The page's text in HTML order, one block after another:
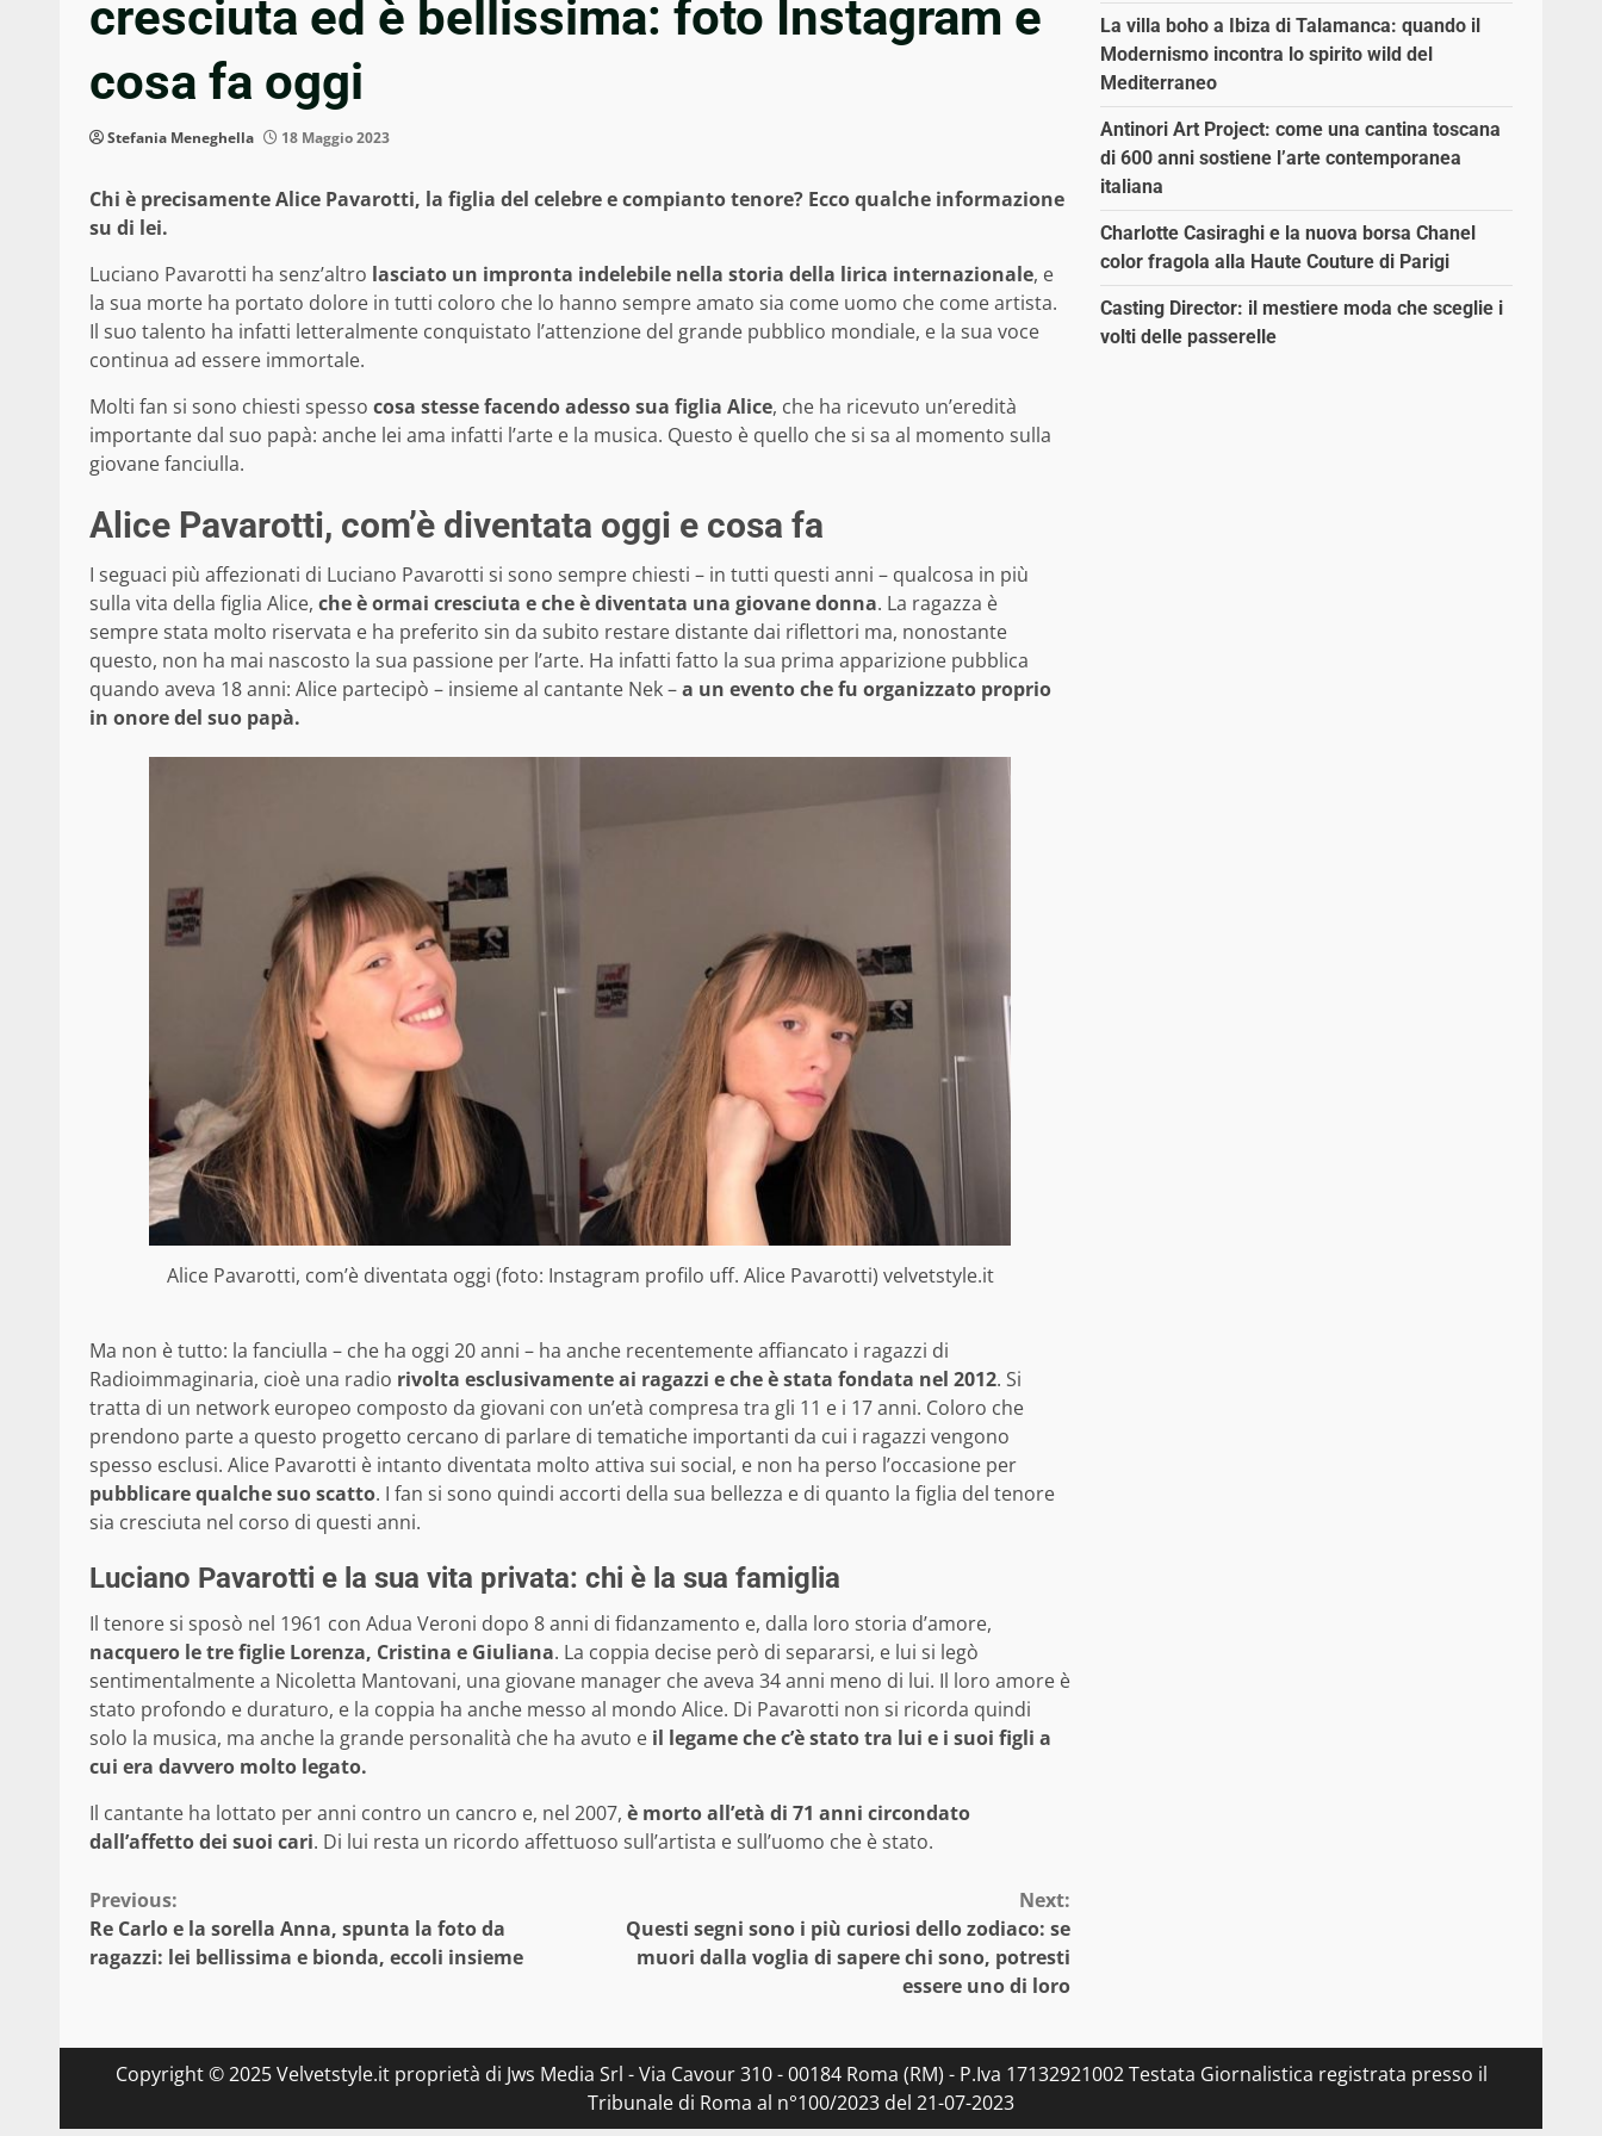
cresciuta ed è bellissima: foto Instagram e
cosa fa oggi
Stefania Meneghella 18 Maggio 2023
Chi è precisamente Alice Pavarotti, la figlia del celebre e compianto tenore? Ecco qualche informazione
su di lei.
Luciano Pavarotti ha senz’altro lasciato un impronta indelebile nella storia della lirica internazionale, e
la sua morte ha portato dolore in tutti coloro che lo hanno sempre amato sia come uomo che come artista.
Il suo talento ha infatti letteralmente conquistato l’attenzione del grande pubblico mondiale, e la sua voce
continua ad essere immortale.
Molti fan si sono chiesti spesso cosa stesse facendo adesso sua figlia Alice, che ha ricevuto un’eredità
importante dal suo papà: anche lei ama infatti l’arte e la musica. Questo è quello che si sa al momento sulla
giovane fanciulla.
Alice Pavarotti, com’è diventata oggi e cosa fa
I seguaci più affezionati di Luciano Pavarotti si sono sempre chiesti – in tutti questi anni – qualcosa in più
sulla vita della figlia Alice, che è ormai cresciuta e che è diventata una giovane donna. La ragazza è
sempre stata molto riservata e ha preferito sin da subito restare distante dai riflettori ma, nonostante
questo, non ha mai nascosto la sua passione per l’arte. Ha infatti fatto la sua prima apparizione pubblica
quando aveva 18 anni: Alice partecipò – insieme al cantante Nek –a un evento che fu organizzato proprio
in onore del suo papà.
Alice Pavarotti, com’è diventata oggi (foto: Instagram profilo uff. Alice Pavarotti) velvetstyle.it
Ma non è tutto: la fanciulla – che ha oggi 20 anni – ha anche recentemente affiancato i ragazzi di
Radioimmaginaria, cioè una radio rivolta esclusivamente ai ragazzi e che è stata fondata nel 2012. Si
tratta di un network europeo composto da giovani con un’età compresa tra gli 11 e i 17 anni. Coloro che
prendono parte a questo progetto cercano di parlare di tematiche importanti da cui i ragazzi vengono
spesso esclusi. Alice Pavarotti è intanto diventata molto attiva sui social, e non ha perso l’occasione per
pubblicare qualche suo scatto. I fan si sono quindi accorti della sua bellezza e di quanto la figlia del tenore
sia cresciuta nel corso di questi anni.
Luciano Pavarotti e la sua vita privata: chi è la sua famiglia
Il tenore si sposò nel 1961 con Adua Veroni dopo 8 anni di fidanzamento e, dalla loro storia d’amore,
nacquero le tre figlie Lorenza, Cristina e Giuliana. La coppia decise però di separarsi, e lui si legò
sentimentalmente a Nicoletta Mantovani, una giovane manager che aveva 34 anni meno di lui. Il loro amore è
stato profondo e duraturo, e la coppia ha anche messo al mondo Alice. Di Pavarotti non si ricorda quindi
solo la musica, ma anche la grande personalità che ha avuto e il legame che c’è stato tra lui e i suoi figli a
cui era davvero molto legato.
Il cantante ha lottato per anni contro un cancro e, nel 2007, è morto all’età di 71 anni circondato
dall’affetto dei suoi cari. Di lui resta un ricordo affettuoso sull’artista e sull’uomo che è stato.
Continue
Reading
Previous:
Re Carlo e la sorella Anna, spunta la foto da
ragazzi: lei bellissima e bionda, eccoli insieme
Next:
Questi segni sono i più curiosi dello zodiaco: se
muori dalla voglia di sapere chi sono, potresti
essere uno di loro
La villa boho a Ibiza di Talamanca: quando il
Modernismo incontra lo spirito wild del
Mediterraneo
Antinori Art Project: come una cantina toscana
di 600 anni sostiene l’arte contemporanea
italiana
Charlotte Casiraghi e la nuova borsa Chanel
color fragola alla Haute Couture di Parigi
Casting Director: il mestiere moda che sceglie i
volti delle passerelle
Copyright © 2025 Velvetstyle.it proprietà di Jws Media Srl - Via Cavour 310 - 00184 Roma (RM) - P.Iva 17132921002 Testata Giornalistica registrata presso il
Tribunale di Roma al n°100/2023 del 21-07-2023